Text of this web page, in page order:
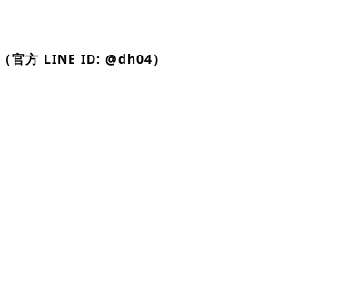
官方 LINE ID: @dh04）